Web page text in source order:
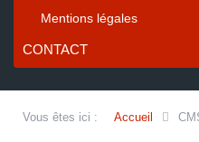
Mentions légales
CONTACT
Vous êtes ici : Accueil